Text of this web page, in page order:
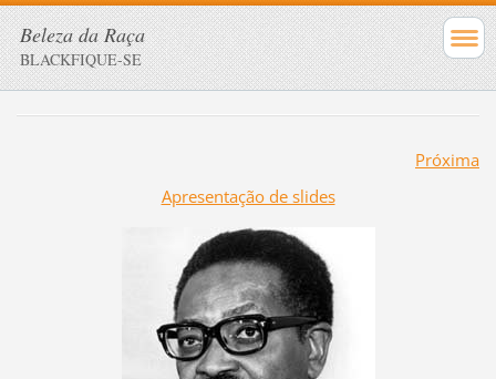
Beleza da Raça
BLACKFIQUE-SE
Próxima
Apresentação de slides